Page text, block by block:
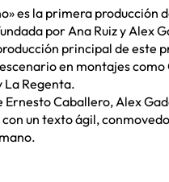
es la primera producción
por Ana Ruiz y Alex
principal de este
en montajes como
La Regenta.
Ernesto Caballero, Alex
un texto ágil,